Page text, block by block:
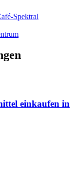
Spektral
einkaufen in